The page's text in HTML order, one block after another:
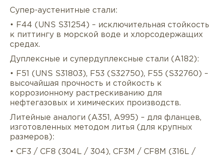
Супер-аустенитные стали:
• F44 (UNS S31254) – исключительная стойкость
к питтингу в морской воде и хлорсодержащих
средах.
Дуплексные и супердуплексные стали (A182):
• F51 (UNS S31803), F53 (S32750), F55 (S32760) –
высочайшая прочность и стойкость к
коррозионному растрескиванию для
нефтегазовых и химических производств.
Литейные аналоги (A351, A995) – для фланцев,
изготовленных методом литья (для крупных
размеров):
• CF3 / CF8 (304L / 304), CF3M / CF8M (316L /